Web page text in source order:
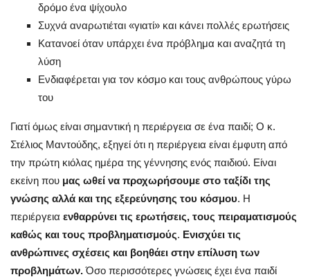
δρόμο ένα ψίχουλο
Συχνά αναρωτιέται «γιατί» και κάνει πολλές ερωτήσεις
Κατανοεί όταν υπάρχει ένα πρόβλημα και αναζητά τη
λύση
Ενδιαφέρεται για τον κόσμο και τους ανθρώπους γύρω
του
Γιατί όμως είναι σημαντική η περιέργεια σε ένα παιδί; Ο κ.
Στέλιος Μαντούδης, εξηγεί ότι η περιέργεια είναι έμφυτη από
την πρώτη κιόλας ημέρα της γέννησης ενός παιδιού. Είναι
εκείνη που μας ωθεί να προχωρήσουμε στο ταξίδι της
γνώσης αλλά και της εξερεύνησης του κόσμου. Η
περιέργεια ενθαρρύνει τις ερωτήσεις, τους πειραματισμούς
καθώς και τους προβληματισμούς. Ενισχύει τις
ανθρώπινες σχέσεις και βοηθάει στην επίλυση των
προβλημάτων.Όσο περισσότερες γνώσεις έχει ένα παιδί